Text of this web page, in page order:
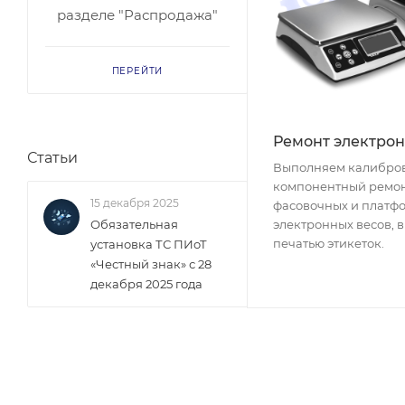
Ремонт
Выполняем
компонентный
фасовочных и
электронных весов,
печатью этикеток.
разделе "Распродажа"
ПЕРЕЙТИ
Статьи
15 декабря 2025
Обязательная
установка ТС ПИоТ
«Честный знак» с 28
декабря 2025 года